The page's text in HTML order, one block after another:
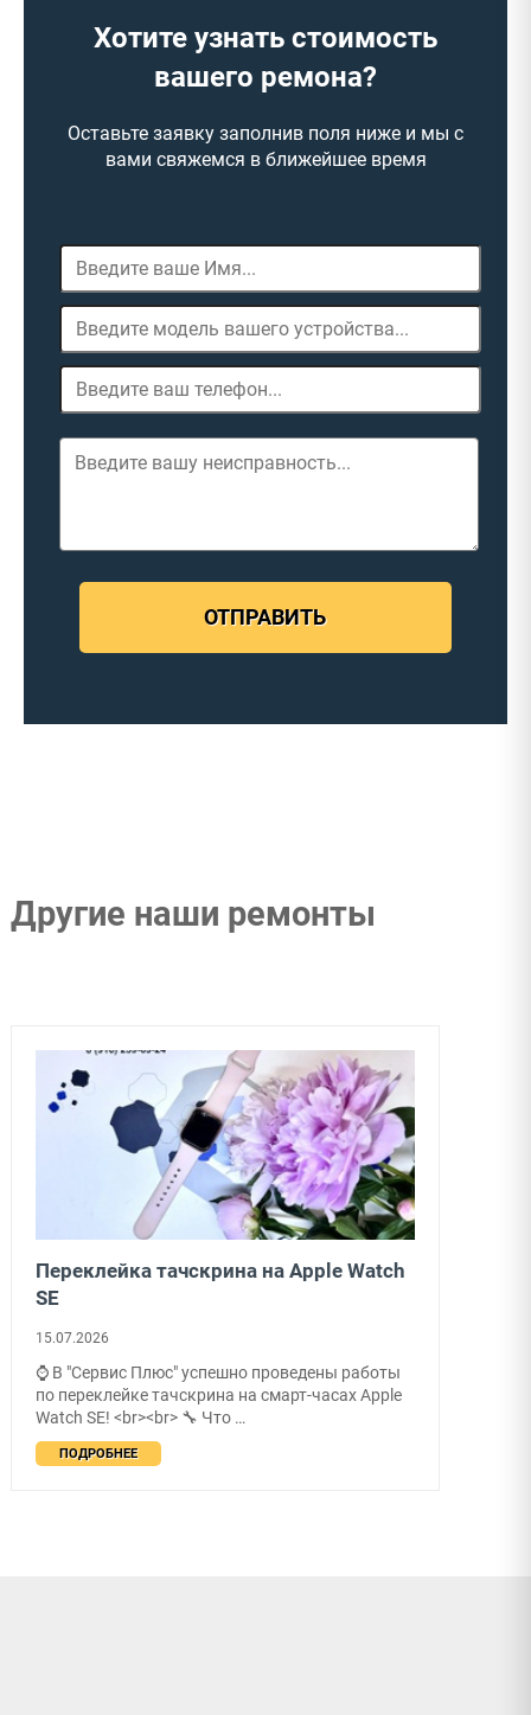
Хотите узнать стоимость
вашего ремона?
Оставьте заявку заполнив поля ниже и мы с
вами свяжемся в ближейшее время
ОТПРАВИТЬ
Другие наши ремонты
Переклейка тачскрина на Apple Watch
SE
15.07.2026
⌚ В "Сервис Плюс" успешно проведены работы
по переклейке тачскрина на смарт-часах Apple
Watch SE! <br><br> 🔧 Что …
ПОДРОБНЕЕ